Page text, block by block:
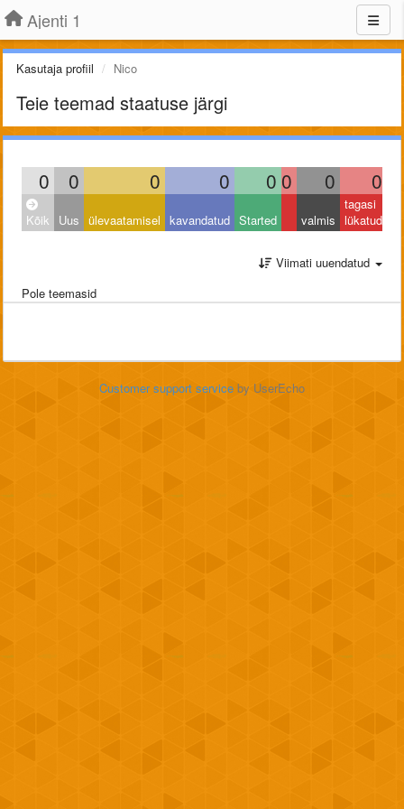
Ajenti 1
Kasutaja profiil Nico
Teie teemad staatuse järgi
0 0 0 0 0 0 0 0
Kõik Uus ülevaatamisel kavandatud Started valmis
tagasi
lükatud
Viimati uuendatud
Pole teemasid
Customer support service by UserEcho